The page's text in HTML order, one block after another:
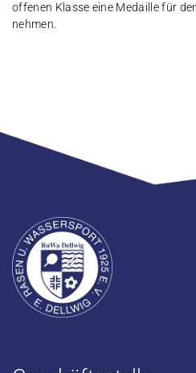
offenen Klasse eine Medaille für
nehmen.